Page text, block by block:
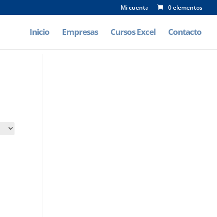
Mi cuenta 0 elementos
Inicio Empresas Cursos Excel Contacto